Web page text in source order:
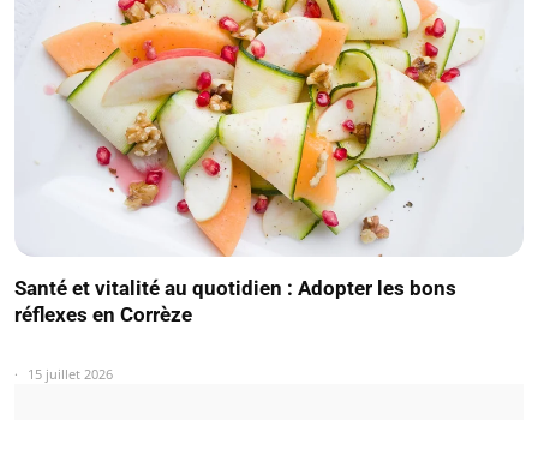
Santé et vitalité au quotidien : Adopter les bons
réflexes en Corrèze
15 juillet 2026